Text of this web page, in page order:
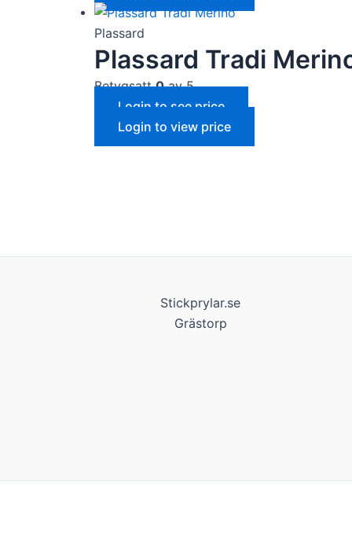
Plassard
Plassard Tradi
Betygsatt0av 5
Login to see price
Login to view price
Stickprylar.se
Grästorp